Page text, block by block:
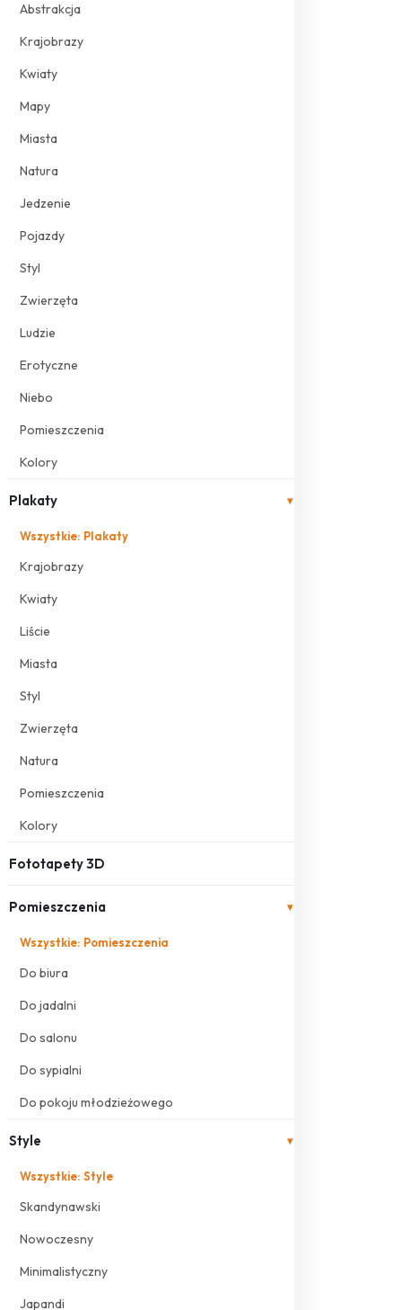
Abstrakcja
Krajobrazy
Kwiaty
Mapy
Miasta
Natura
Jedzenie
Pojazdy
Styl
Zwierzęta
Ludzie
Erotyczne
Niebo
Pomieszczenia
Kolory
Plakaty ▾
Wszystkie: Plakaty
Krajobrazy
Kwiaty
Liście
Miasta
Styl
Zwierzęta
Natura
Pomieszczenia
Kolory
Fototapety 3D
Pomieszczenia ▾
Wszystkie: Pomieszczenia
Do biura
Do jadalni
Do salonu
Do sypialni
Do pokoju młodzieżowego
Style ▾
Wszystkie: Style
Skandynawski
Nowoczesny
Minimalistyczny
Japandi